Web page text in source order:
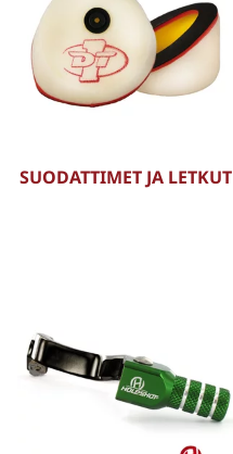
SUODATTIMET JA LETKUT